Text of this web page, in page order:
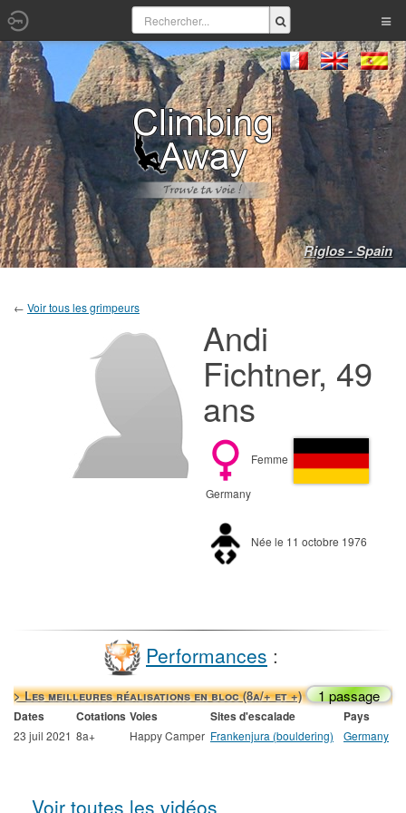
Riglos - Spain
← Voir tous les grimpeurs
Andi
Fichtner, 49
ans
Femme
Germany
Née le 11 octobre 1976
Performances :
> Les meilleures réalisations en bloc (8a/+ et +) 1 passage
Dates Cotations Voies Sites d'escalade Pays
23 juil 2021 8a+ Happy Camper Frankenjura (bouldering) Germany
Voir toutes les vidéos